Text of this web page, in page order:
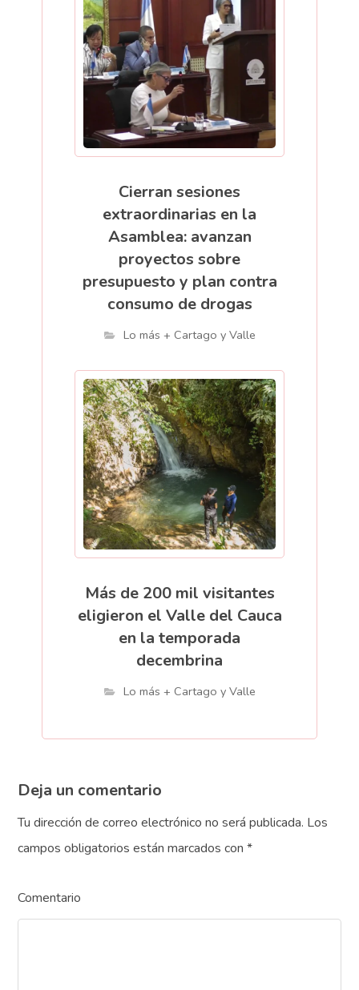
Cierran sesiones
extraordinarias en la
Asamblea: avanzan
proyectos sobre
presupuesto y plan contra
consumo de drogas
Lo más + Cartago y Valle
Más de 200 mil visitantes
eligieron el Valle del Cauca
en la temporada
decembrina
Lo más + Cartago y Valle
Deja un comentario
Tu dirección de correo electrónico no será publicada. Los
campos obligatorios están marcados con*
Comentario